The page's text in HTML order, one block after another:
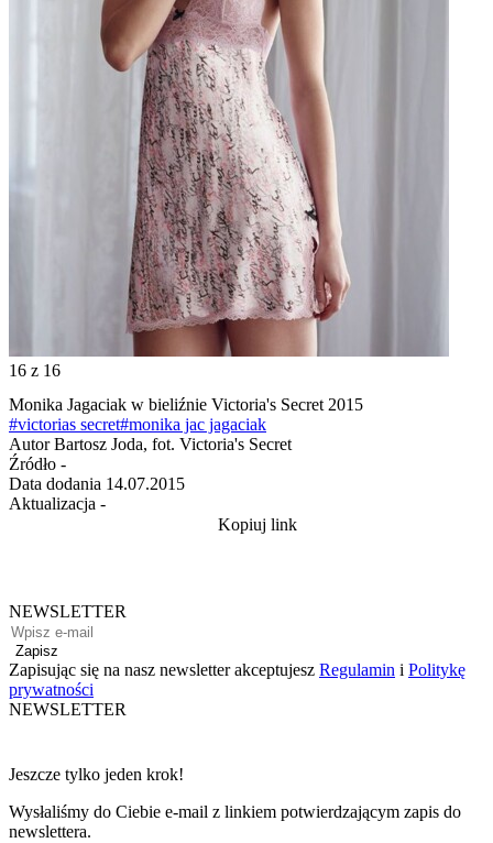
16 z 16
Monika Jagaciak w bieliźnie Victoria's Secret 2015
#victorias secret#monika jac jagaciak
Autor Bartosz Joda, fot. Victoria's Secret
Źródło -
Data dodania 14.07.2015
Aktualizacja -
Kopiuj link
NEWSLETTER
Zapisz
Zapisując się na nasz newsletter akceptujesz Regulamin i Politykę
prywatności
NEWSLETTER
Jeszcze tylko jeden krok!
Wysłaliśmy do Ciebie e-mail z linkiem potwierdzającym zapis do
newslettera.